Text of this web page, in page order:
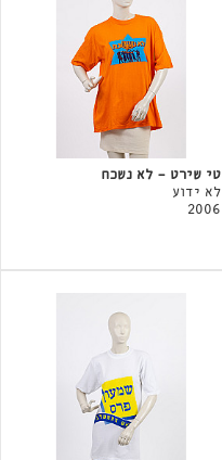
טי שירט - לא נשכח
לא ידוע
2006